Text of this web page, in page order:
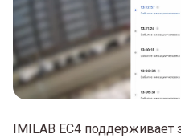
IMILAB EC4 поддерживает